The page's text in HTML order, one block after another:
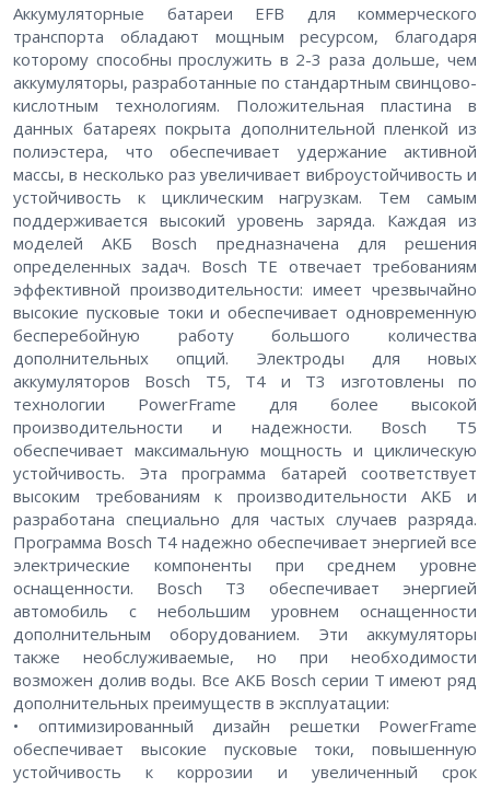
Аккумуляторные батареи EFB для коммерческого
транспорта обладают мощным ресурсом, благодаря
которому способны прослужить в 2-3 раза дольше, чем
аккумуляторы, разработанные по стандартным свинцово-
кислотным технологиям. Положительная пластина в
данных батареях покрыта дополнительной пленкой из
полиэстера, что обеспечивает удержание активной
массы, в несколько раз увеличивает виброустойчивость и
устойчивость к циклическим нагрузкам. Тем самым
поддерживается высокий уровень заряда. Каждая из
моделей АКБ Bosch предназначена для решения
определенных задач. Bosch ТЕ отвечает требованиям
эффективной производительности: имеет чрезвычайно
высокие пусковые токи и обеспечивает одновременную
бесперебойную работу большого количества
дополнительных опций. Электроды для новых
аккумуляторов Bosch T5, T4 и Т3 изготовлены по
технологии PowerFrame для более высокой
производительности и надежности. Bosch T5
обеспечивает максимальную мощность и циклическую
устойчивость. Эта программа батарей соответствует
высоким требованиям к производительности АКБ и
разработана специально для частых случаев разряда.
Программа Bosch T4 надежно обеспечивает энергией все
электрические компоненты при среднем уровне
оснащенности. Bosch T3 обеспечивает энергией
автомобиль с небольшим уровнем оснащенности
дополнительным оборудованием. Эти аккумуляторы
также необслуживаемые, но при необходимости
возможен долив воды. Все АКБ Bosch серии Т имеют ряд
дополнительных преимуществ в эксплуатации:
• оптимизированный дизайн решетки PowerFrame
обеспечивает высокие пусковые токи, повышенную
устойчивость к коррозии и увеличенный срок